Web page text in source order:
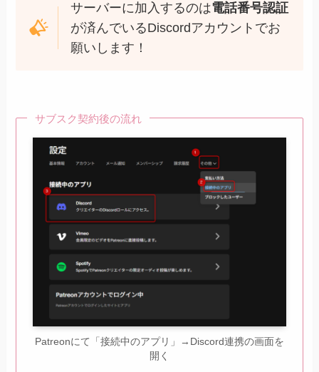
サーバーに加入するのは電話番号認証
が済んでいるDiscordアカウントでお
願いします！
サブスク契約後の流れ
Patreonにて「接続中のアプリ」→Discord連携の画面を
開く